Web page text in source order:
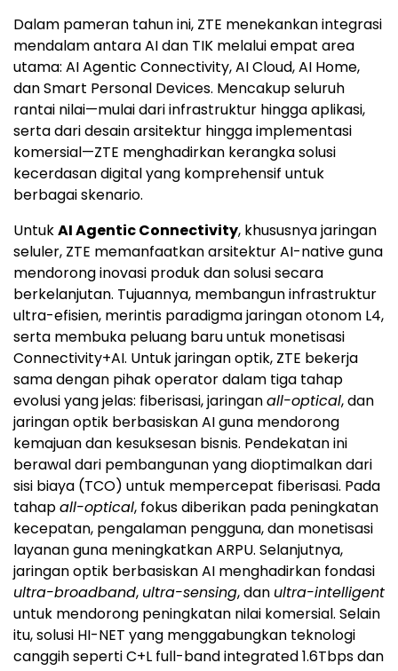
Dalam pameran tahun ini, ZTE menekankan integrasi
mendalam antara AI dan TIK melalui empat area
utama: AI Agentic Connectivity, AI Cloud, AI Home,
dan Smart Personal Devices. Mencakup seluruh
rantai nilai—mulai dari infrastruktur hingga aplikasi,
serta dari desain arsitektur hingga implementasi
komersial—ZTE menghadirkan kerangka solusi
kecerdasan digital yang komprehensif untuk
berbagai skenario.
UntukAI Agentic Connectivity, khususnya jaringan
seluler, ZTE memanfaatkan arsitektur AI-native guna
mendorong inovasi produk dan solusi secara
berkelanjutan. Tujuannya, membangun infrastruktur
ultra-efisien, merintis paradigma jaringan otonom L4,
serta membuka peluang baru untuk monetisasi
Connectivity+AI. Untuk jaringan optik, ZTE bekerja
sama dengan pihak operator dalam tiga tahap
evolusi yang jelas: fiberisasi, jaringanall-optical, dan
jaringan optik berbasiskan AI guna mendorong
kemajuan dan kesuksesan bisnis. Pendekatan ini
berawal dari pembangunan yang dioptimalkan dari
sisi biaya (TCO) untuk mempercepat fiberisasi. Pada
tahapall-optical, fokus diberikan pada peningkatan
kecepatan, pengalaman pengguna, dan monetisasi
layanan guna meningkatkan ARPU. Selanjutnya,
jaringan optik berbasiskan AI menghadirkan fondasi
ultra-broadband, ultra-sensing, dan ultra-intelligent
untuk mendorong peningkatan nilai komersial. Selain
itu, solusi HI-NET yang menggabungkan teknologi
canggih seperti C+L full-band integrated 1.6Tbps dan